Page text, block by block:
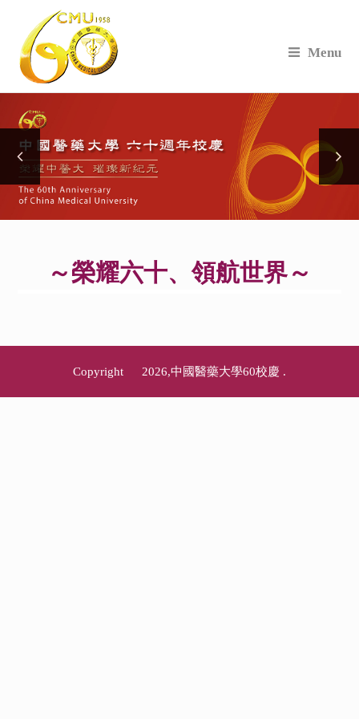
Menu
～榮耀六十、領航世界～
Copyright © 2026,中國醫藥大學60校慶 .